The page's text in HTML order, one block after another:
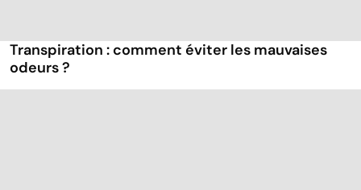
Transpiration : comment éviter les mauvaises
odeurs ?